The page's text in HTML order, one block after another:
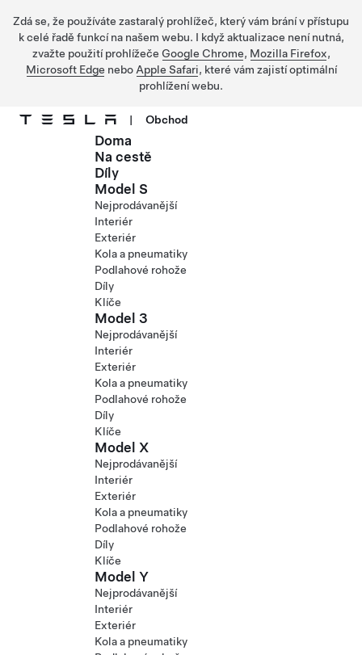
Zdá se, že používáte zastaralý prohlížeč, který vám brání v přístupu
k celé řadě funkcí na našem webu. I když aktualizace není nutná,
zvažte použití prohlížeče Google Chrome, Mozilla Firefox,
Microsoft Edge nebo Apple Safari, které vám zajistí optimální
prohlížení webu.
Přejít na hlavní obsah
| Obchod
Doma
Na cestě
Díly
Model S
Nejprodávanější
Interiér
Exteriér
Kola a pneumatiky
Podlahové rohože
Díly
Klíče
Model 3
Nejprodávanější
Interiér
Exteriér
Kola a pneumatiky
Podlahové rohože
Díly
Klíče
Model X
Nejprodávanější
Interiér
Exteriér
Kola a pneumatiky
Podlahové rohože
Díly
Klíče
Model Y
Nejprodávanější
Interiér
Exteriér
Kola a pneumatiky